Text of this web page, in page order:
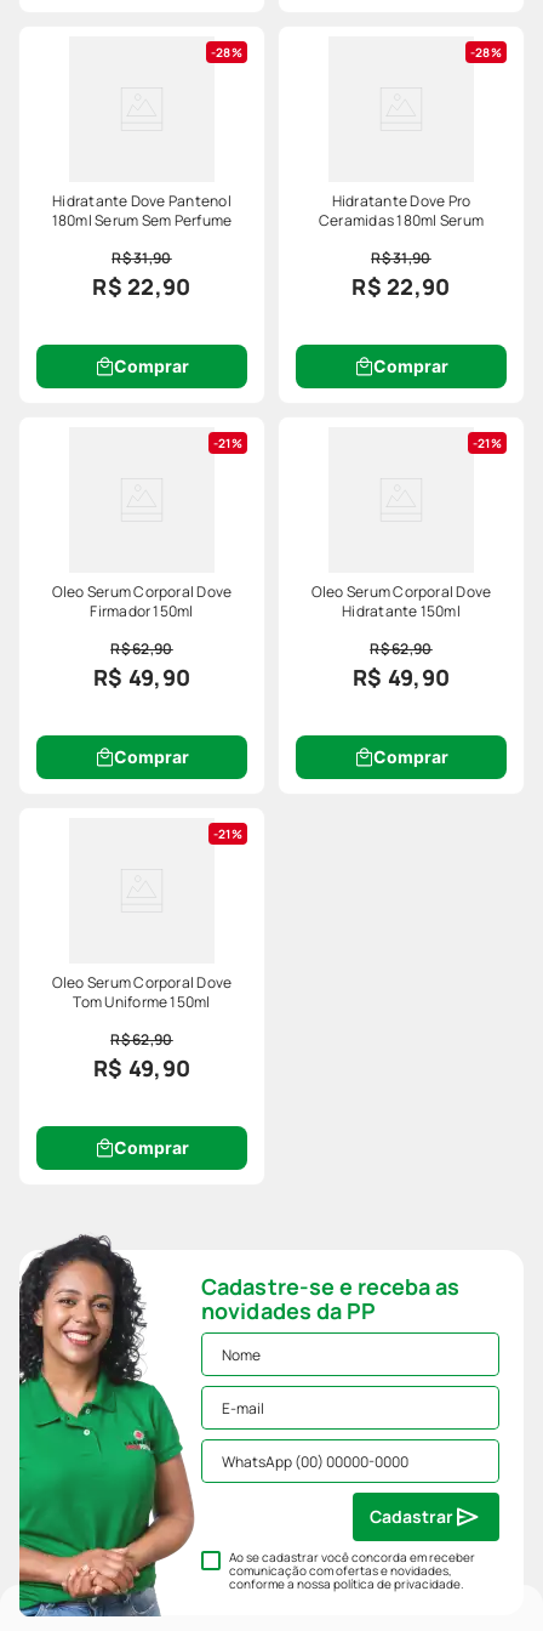
28%
Hidratante Dove Pantenol
180ml Serum Sem Perfume
R$ 31,90
R$ 22,90
Comprar
28%
Hidratante Dove Pro
Ceramidas 180ml Serum
R$ 31,90
R$ 22,90
Comprar
21%
Oleo Serum Corporal Dove
Firmador 150ml
R$ 62,90
R$ 49,90
Comprar
21%
Oleo Serum Corporal Dove
Hidratante 150ml
R$ 62,90
R$ 49,90
Comprar
21%
Oleo Serum Corporal Dove
Tom Uniforme 150ml
R$ 62,90
R$ 49,90
Comprar
Cadastre-se e receba as
novidades da PP
Ao se cadastrar você concorda em receber
comunicação com ofertas e novidades,
conforme a nossapolítica de privacidade.
Cadastrar